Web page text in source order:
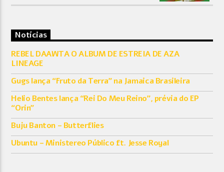
Notícias
REBEL DAAWTA O ALBUM DE ESTREIA DE AZA
LINEAGE
Gugs lança “Fruto da Terra” na Jamaica Brasileira
Helio Bentes lança “Rei Do Meu Reino”, prévia do EP
“Orin”
Buju Banton – Butterflies
Ubuntu – Ministereo Público ft. Jesse Royal